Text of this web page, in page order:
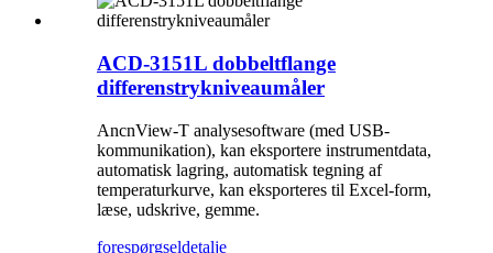
ACD-3151L dobbeltflange
differenstrykniveaumåler
AncnView-T analysesoftware (med USB-
kommunikation), kan eksportere instrumentdata,
automatisk lagring, automatisk tegning af
temperaturkurve, kan eksporteres til Excel-form,
læse, udskrive, gemme.
forespørgseldetalje